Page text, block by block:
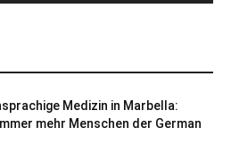
Medizin in Marbella:
mehr Menschen der German